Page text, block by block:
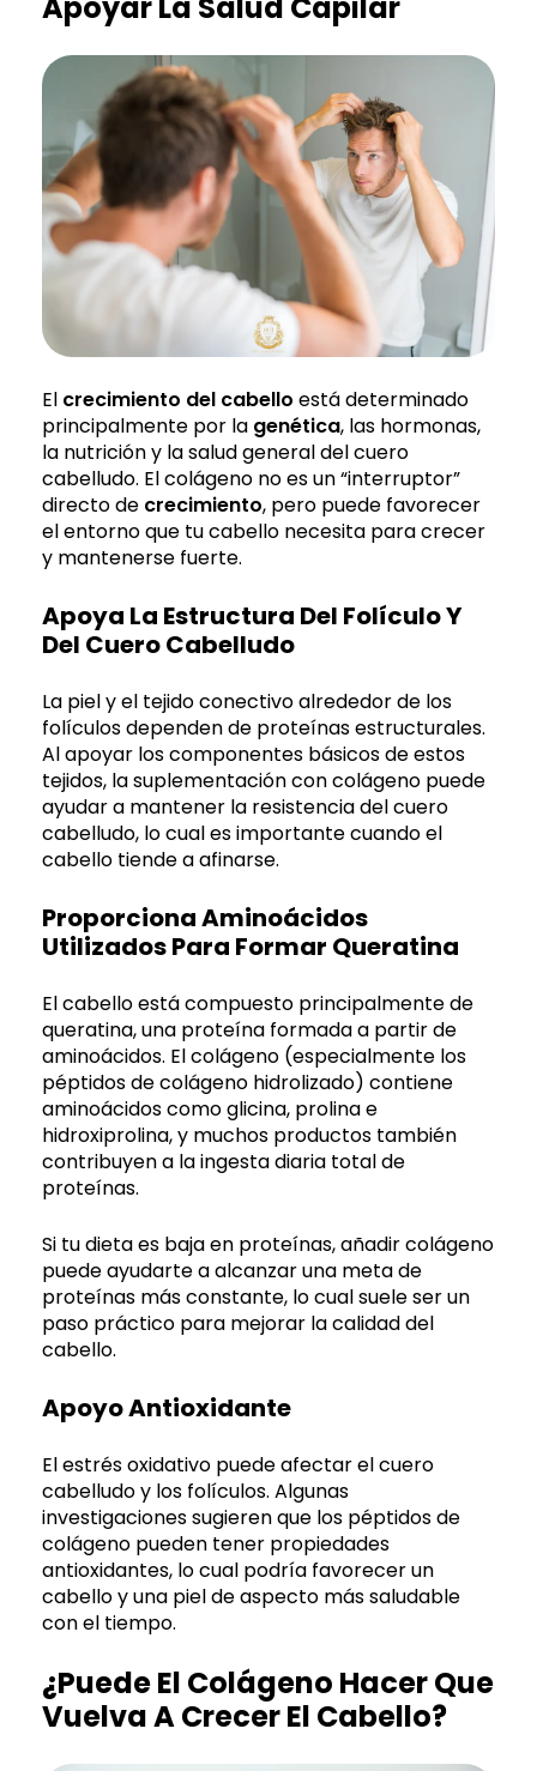
El crecimiento del cabello está determinado
principalmente por la genética, las hormonas,
la nutrición y la salud general del cuero
cabelludo. El colágeno no es un “interruptor”
directo de crecimiento, pero puede favorecer
el entorno que tu cabello necesita para crecer
y mantenerse fuerte.
Apoya La Estructura Del Folículo Y
Del Cuero Cabelludo
La piel y el tejido conectivo alrededor de los
folículos dependen de proteínas estructurales.
Al apoyar los componentes básicos de estos
tejidos, la suplementación con colágeno puede
ayudar a mantener la resistencia del cuero
cabelludo, lo cual es importante cuando el
cabello tiende a afinarse.
Proporciona Aminoácidos
Utilizados Para Formar Queratina
El cabello está compuesto principalmente de
queratina, una proteína formada a partir de
aminoácidos. El colágeno (especialmente los
péptidos de colágeno hidrolizado) contiene
aminoácidos como glicina, prolina e
hidroxiprolina, y muchos productos también
contribuyen a la ingesta diaria total de
proteínas.
Si tu dieta es baja en proteínas, añadir colágeno
puede ayudarte a alcanzar una meta de
proteínas más constante, lo cual suele ser un
paso práctico para mejorar la calidad del
cabello.
Apoyo Antioxidante
El estrés oxidativo puede afectar el cuero
cabelludo y los folículos. Algunas
investigaciones sugieren que los péptidos de
colágeno pueden tener propiedades
antioxidantes, lo cual podría favorecer un
cabello y una piel de aspecto más saludable
con el tiempo.
¿Puede El Colágeno Hacer Que
Vuelva A Crecer El Cabello?